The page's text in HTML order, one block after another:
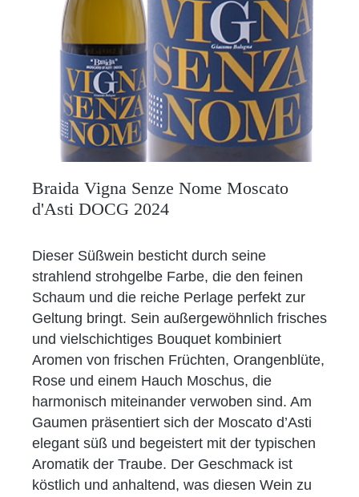
Braida Vigna Senze Nome Moscato
d'Asti DOCG 2024
Dieser Süßwein besticht durch seine
strahlend strohgelbe Farbe, die den feinen
Schaum und die reiche Perlage perfekt zur
Geltung bringt. Sein außergewöhnlich frisches
und vielschichtiges Bouquet kombiniert
Aromen von frischen Früchten, Orangenblüte,
Rose und einem Hauch Moschus, die
harmonisch miteinander verwoben sind. Am
Gaumen präsentiert sich der Moscato d’Asti
elegant süß und begeistert mit der typischen
Aromatik der Traube. Der Geschmack ist
köstlich und anhaltend, was diesen Wein zu